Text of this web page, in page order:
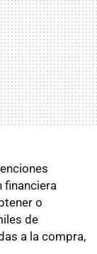
financiera
o
de
a la compra,